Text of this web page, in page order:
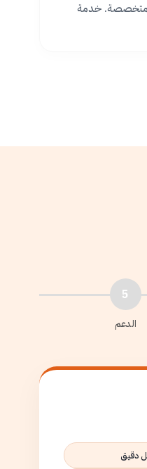
متخصصة. خدمة
5
الدعم
دقيق